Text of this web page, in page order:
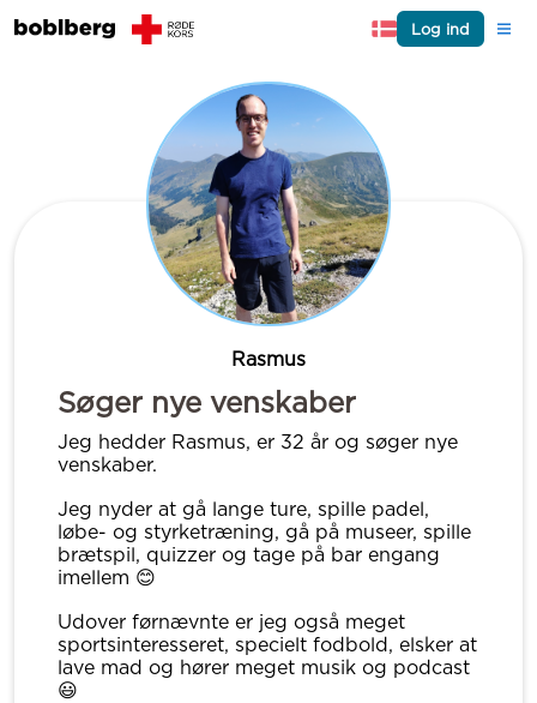
Log ind
Rasmus
Søger nye venskaber
Jeg hedder Rasmus, er 32 år og søger nye
venskaber.
Jeg nyder at gå lange ture, spille padel,
løbe- og styrketræning, gå på museer, spille
brætspil, quizzer og tage på bar engang
imellem 😊
Udover førnævnte er jeg også meget
sportsinteresseret, specielt fodbold, elsker at
lave mad og hører meget musik og podcast
😃